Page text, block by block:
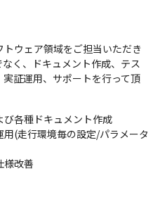
ウェア領域をご担当いただき
く、ドキュメント作成、テス
証運用、サポートを行って頂
び各種ドキュメント作成
用(走行環境毎の設定/パラメータ
様改善